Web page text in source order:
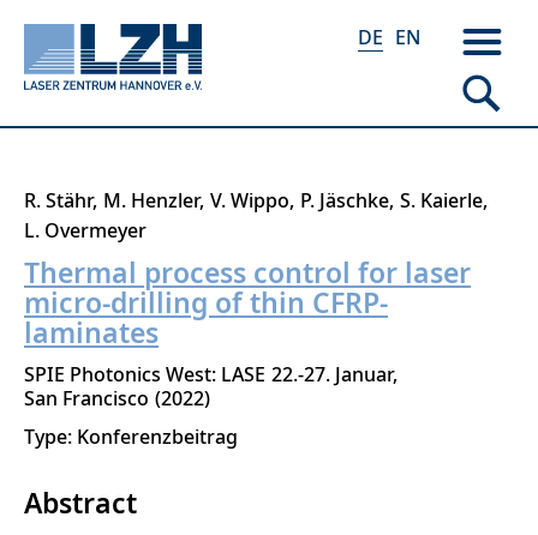
Direkt
zum
Inhalt
DE EN
R. Stähr M. Henzler V. Wippo P. Jäschke S. Kaierle
L. Overmeyer
Thermal process control for laser
micro-drilling of thin CFRP-
laminates
SPIE Photonics West: LASE 22.-27. Januar
San Francisco 2022
Type: Konferenzbeitrag
Abstract